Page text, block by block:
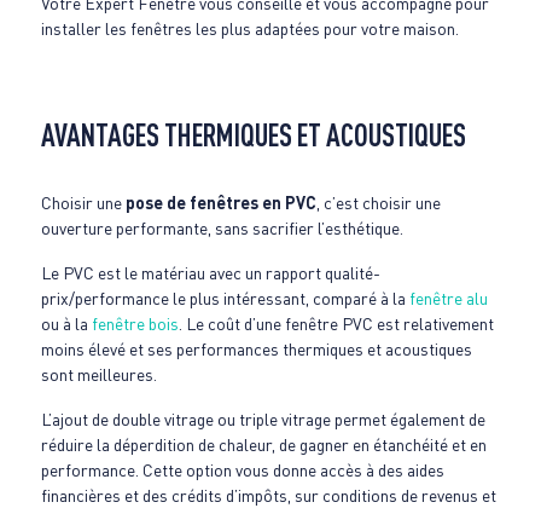
installer les fenêtres les plus adaptées pour votre maison.
AVANTAGES THERMIQUES ET ACOUSTIQUES
Choisir une pose de fenêtres en PVC , c’est choisir une
ouverture performante, sans sacrifier l’esthétique.
Le PVC est le matériau avec un rapport qualité-
prix/performance le plus intéressant, comparé à la fenêtre alu
ou à la fenêtre bois . Le coût d’une fenêtre PVC est relativement
moins élevé et ses performances thermiques et acoustiques
sont meilleures.
L’ajout de double vitrage ou triple vitrage permet également de
réduire la déperdition de chaleur, de gagner en étanchéité et en
performance. Cette option vous donne accès à des aides
financières et des crédits d’impôts, sur conditions de revenus et